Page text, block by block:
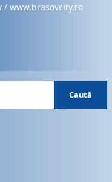
www.brasovcity.ro
Caută